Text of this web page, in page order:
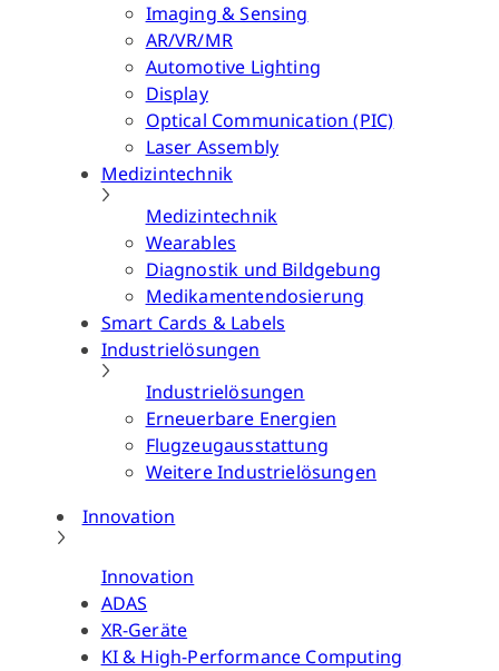
Imaging & Sensing
AR/VR/MR
Automotive Lighting
Display
Optical Communication (PIC)
Laser Assembly
Medizintechnik
Medizintechnik
Wearables
Diagnostik und Bildgebung
Medikamentendosierung
Smart Cards & Labels
Industrielösungen
Industrielösungen
Erneuerbare Energien
Flugzeugausstattung
Weitere Industrielösungen
Innovation
Innovation
ADAS
XR-Geräte
KI & High-Performance Computing